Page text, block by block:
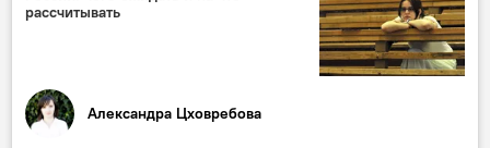
рассчитывать
Александра Цховребова